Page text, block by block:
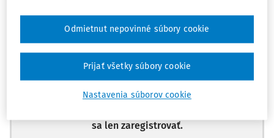
dostupný predplatiteľom portálu.
Odomknite si prístup k odbornému obsahu
sa len zaregistrovať.
Nastavenia súborov cookie
Odmietnut nepovinné súbory cookie
Prijať všetky súbory cookie